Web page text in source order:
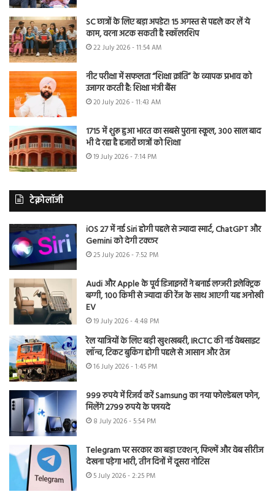
SC छात्रों के लिए बड़ा अपडेट! 15 अगस्त से पहले कर लें ये
काम, वरना अटक सकती है स्कॉलरशिप
22 July 2026 - 11:54 AM
नीट परीक्षा में सफलता “शिक्षा क्रांति” के व्यापक प्रभाव को
उजागर करती है: शिक्षा मंत्री बैंस
20 July 2026 - 11:43 AM
1715 में शुरू हुआ भारत का सबसे पुराना स्कूल, 300 साल बाद
भी दे रहा है हजारों छात्रों को शिक्षा
19 July 2026 - 7:14 PM
टेक्नोलॉजी
iOS 27 में नई Siri होगी पहले से ज्यादा स्मार्ट, ChatGPT और
Gemini को देगी टक्कर
25 July 2026 - 7:52 PM
Audi और Apple के पूर्व डिजाइनरों ने बनाई लग्जरी इलेक्ट्रिक
बग्गी, 100 किमी से ज्यादा की रेंज के साथ आएगी यह अनोखी
EV
19 July 2026 - 4:48 PM
रेल यात्रियों के लिए बड़ी खुशखबरी, IRCTC की नई वेबसाइट
लॉन्च, टिकट बुकिंग होगी पहले से आसान और तेज
16 July 2026 - 1:45 PM
999 रुपये में रिजर्व करें Samsung का नया फोल्डेबल फोन,
मिलेंगे 2799 रुपये के फायदे
8 July 2026 - 5:54 PM
Telegram पर सरकार का बड़ा एक्शन, फिल्में और वेब सीरीज
देखना पड़ेगा भारी, तीन दिनों में दूसरा नोटिस
5 July 2026 - 2:25 PM